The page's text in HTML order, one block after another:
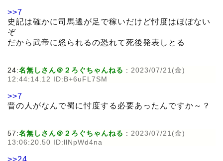
>>7
史記は確かに司馬遷が足で稼いだけど忖度はほぼない
ぞ
だから武帝に怒られるの恐れて死後発表しとる
24:名無しさん＠２ろぐちゃんねる : 2023/07/21(金)
12:44:14.12 ID:B+6uFL7SM
>>7
晋の人がなんで蜀に忖度する必要あったんですか～？
57:名無しさん＠２ろぐちゃんねる : 2023/07/21(金)
13:06:20.50 ID:llNpWd4na